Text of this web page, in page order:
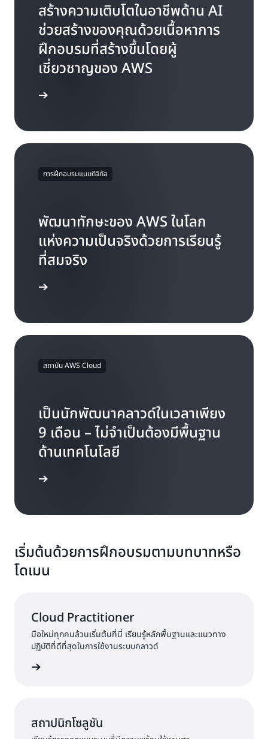
สร้างความเติบโตในอาชีพด้าน AI
ช่วยสร้างของคุณด้วยเนื้อหาการ
ฝึกอบรมที่สร้างขึ้นโดยผู้
เชี่ยวชาญของ AWS
การฝึกอบรมแบบดิจิทัล
พัฒนาทักษะของ AWS ในโลก
แห่งความเป็นจริงด้วยการเรียนรู้
ที่สมจริง
สถาบัน AWS Cloud
เป็นนักพัฒนาคลาวด์ในเวลาเพียง
9 เดือน – ไม่จำเป็นต้องมีพื้นฐาน
ด้านเทคโนโลยี
เริ่มต้นด้วยการฝึกอบรมตามบทบาทหรือ
โดเมน
Cloud Practitioner
มือใหม่ทุกคนล้วนเริ่มต้นที่นี่ เรียนรู้หลักพื้นฐานและแนวทาง
ปฏิบัติที่ดีที่สุดในการใช้งานระบบคลาวด์
สถาปนิกโซลูชัน